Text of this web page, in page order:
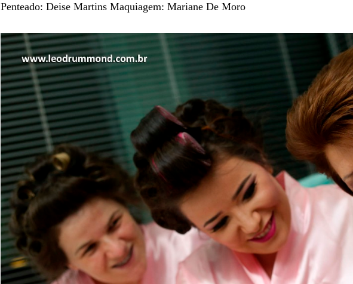
Penteado: Deise Martins Maquiagem: Mariane De Moro